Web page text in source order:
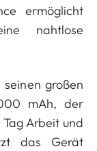
ermöglicht
nahtlose
großen
mAh, der
Arbeit und
das Gerät